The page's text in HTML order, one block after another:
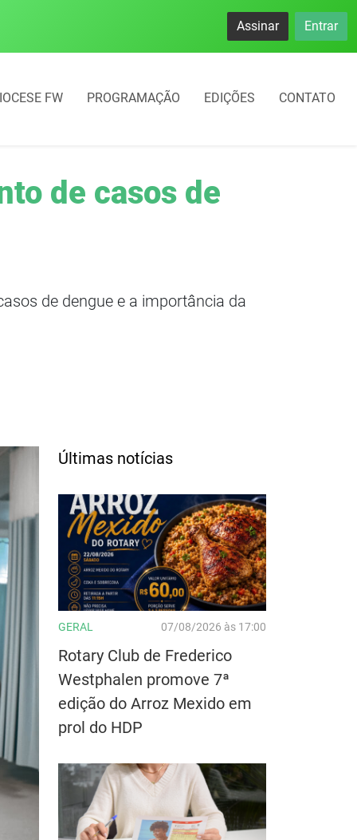
rotativo começará em 10 dias em Frederico
Assinar Entrar
FW PROGRAMAÇÃO EDIÇÕES CONTATO
de casos de
de dengue e a importância da
Últimas notícias
GERAL 07/08/2026 às 17:00
Rotary Club de Frederico
Westphalen promove 7ª
edição do Arroz Mexido em
prol do HDP